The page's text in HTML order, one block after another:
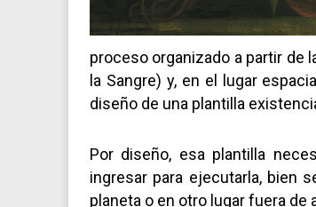
proceso organizado a partir de
la Sangre) y, en el lugar
diseño de una plantilla
Por diseño, esa plantilla
ingresar para ejecutarla, bien
planeta o en otro lugar fuera de